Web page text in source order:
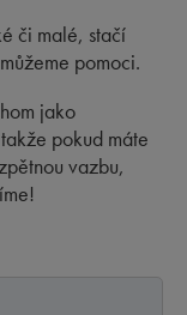
či malé, stačí
pomoci.
jako
pokud máte
vazbu,